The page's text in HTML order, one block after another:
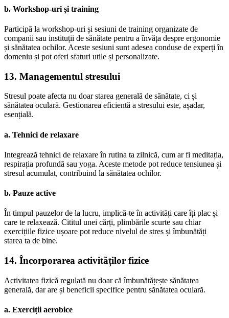
b. Workshop-uri și training
Participă la workshop-uri și sesiuni de training organizate de
companii sau instituții de sănătate pentru a învăța despre ergonomie
și sănătatea ochilor. Aceste sesiuni sunt adesea conduse de experți în
domeniu și pot oferi sfaturi utile și personalizate.
13. Managementul stresului
Stresul poate afecta nu doar starea generală de sănătate, ci și
sănătatea oculară. Gestionarea eficientă a stresului este, așadar,
esențială.
a. Tehnici de relaxare
Integrează tehnici de relaxare în rutina ta zilnică, cum ar fi meditația,
respirația profundă sau yoga. Aceste metode pot reduce tensiunea și
stresul acumulat, contribuind la sănătatea ochilor.
b. Pauze active
În timpul pauzelor de la lucru, implică-te în activități care îți plac și
care te relaxează. Cititul unei cărți, plimbările scurte sau chiar
exercițiile fizice ușoare pot reduce nivelul de stres și îmbunătăți
starea ta de bine.
14. Încorporarea activităților fizice
Activitatea fizică regulată nu doar că îmbunătățește sănătatea
generală, dar are și beneficii specifice pentru sănătatea oculară.
a. Exerciții aerobice